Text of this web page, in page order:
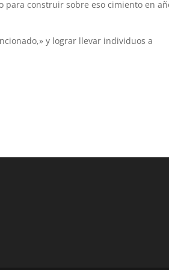
para construir sobre eso cimiento en
y lograr llevar individuos a